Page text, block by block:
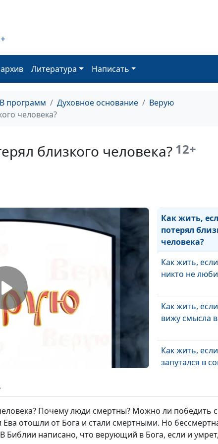
Литература Написать
программ Духовное основание
Верую
человека?
близкого человека? 12+
неизлечимая
Как жить,
Как жить,
потерял
человека?
Как жить,
никто не
Как жить,
вижу смысла
Как жить,
запутался в
Как жить,
понимаю Бога?
Хула на Духа
Почему люди смертны? Можно ли победить
Ева отошли от Бога и стали смертными. Но
Библии написано, что верующий в Бога, если и